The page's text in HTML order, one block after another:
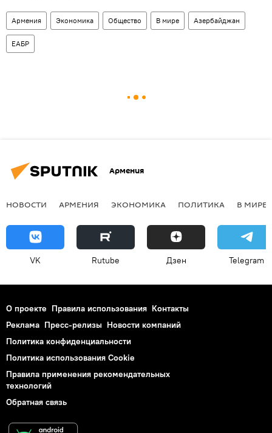
Армения Экономика Общество В мире Азербайджан
ЕАБР
Армения
НОВОСТИ АРМЕНИЯ ЭКОНОМИКА ПОЛИТИКА В МИРЕ
VK Rutube Дзен Telegram
О проекте Правила использования Контакты
Реклама Пресс-релизы Новости компаний
Политика конфиденциальности
Политика использования Cookie
Правила применения рекомендательных
технологий
Обратная связь